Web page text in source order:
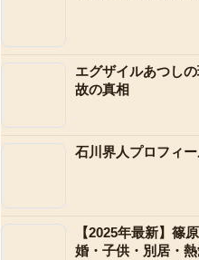
エグザイルあつし
故の真相
石川界人プロフィ
【2025年最新】篠
婚・子供・別居・